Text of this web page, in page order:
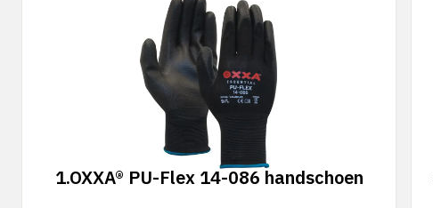
1.OXXA® PU-Flex 14-086 handschoen